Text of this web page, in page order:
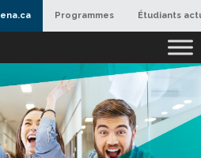
ena.ca Programmes Étudiants